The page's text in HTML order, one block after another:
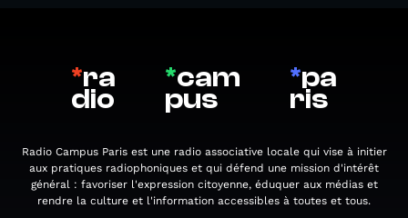
*ra
dio
*cam
pus
*pa
ris
Radio Campus Paris est une radio associative locale qui vise à initier
aux pratiques radiophoniques et qui défend une mission d'intérêt
général : favoriser l'expression citoyenne, éduquer aux médias et
rendre la culture et l'information accessibles à toutes et tous.